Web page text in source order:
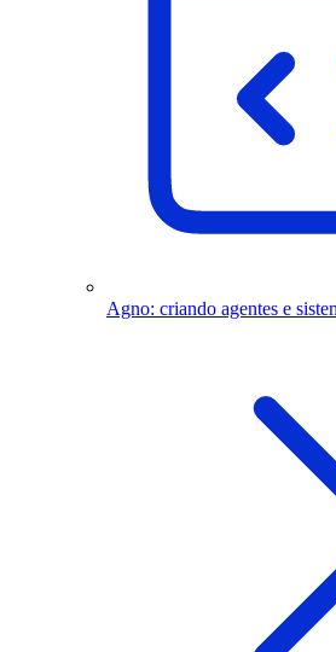
Agno: criando agentes e